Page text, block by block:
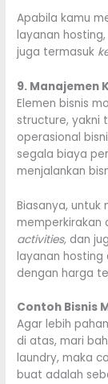
Apabila kamu
layanan
juga termasuk
9. Manajemen
Elemen bisnis
structure, yakni
operasional
segala biaya
menjalankan
Biasanya, untuk
memperkirakan
activities, dan
layanan hosting
dengan harga
Contoh Bisnis
Agar lebih
di atas, mari
laundry, maka
buat adalah